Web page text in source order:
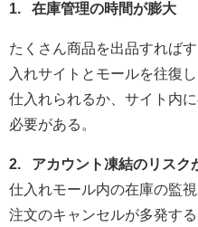
1. 在庫管理の時間が膨大
たくさん商品を出品すれば
入れサイトとモールを往復
仕入れられるか、サイト内
必要がある。
2. アカウント凍結のリスク
仕入れモール内の在庫の監
注文のキャンセルが多発す